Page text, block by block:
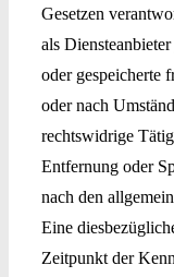
Gesetzen
als
oder gespeicherte
oder nach
rechtswidrige
Entfernung oder
nach den
Eine
Zeitpunkt der